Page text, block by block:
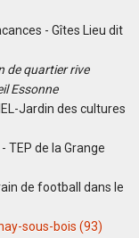
- Gîtes Lieu dit
de quartier rive
Essonne
Jardin des cultures
TEP de la Grange
de football dans le
sous-bois (93)